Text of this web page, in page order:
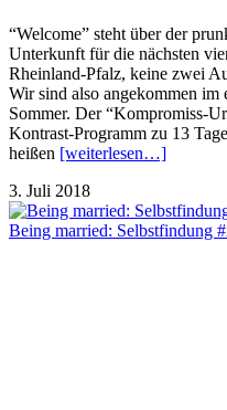
“Welcome” steht über der
Unterkunft für die nächsten
Rheinland-Pfalz, keine zwei
Wir sind also angekommen
Sommer. Der “Kompromiss-
Kontrast-Programm zu 13
heißen [weiterlesen…]
3. Juli 2018
Being married: Selbstfindung